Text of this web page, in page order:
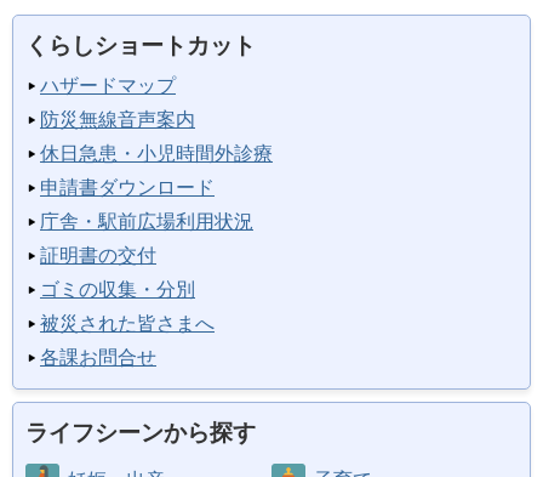
くらしショートカット
ハザードマップ
防災無線音声案内
休日急患・小児時間外診療
申請書ダウンロード
庁舎・駅前広場利用状況
証明書の交付
ゴミの収集・分別
被災された皆さまへ
各課お問合せ
ライフシーンから探す